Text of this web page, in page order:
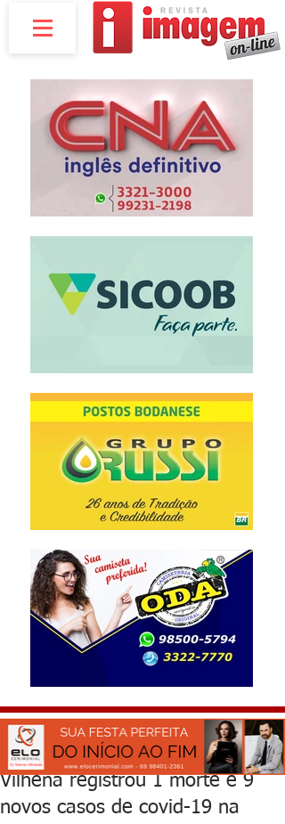
Vilhena registrou 1 morte e 9
novos casos de covid-19 na